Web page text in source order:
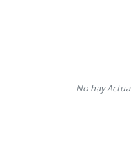
No hay